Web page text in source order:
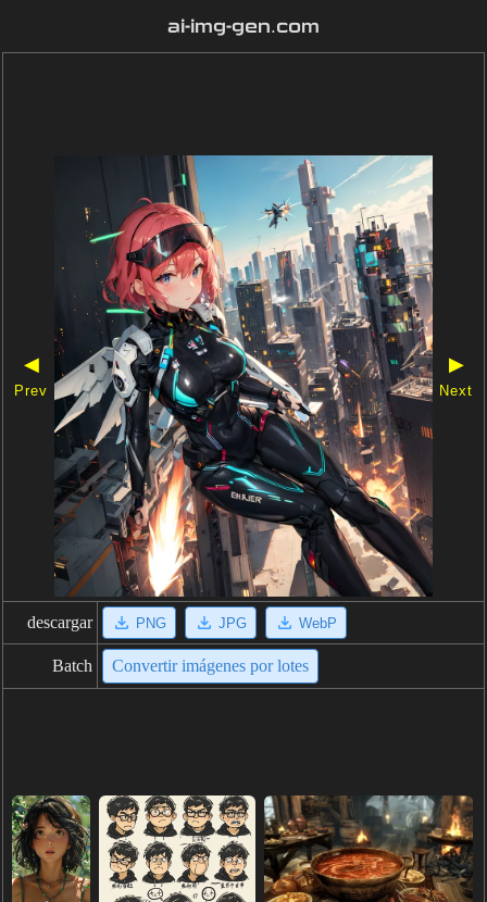
ai-img-gen.com
◀
Prev
▶
Next
descargar PNG JPG WebP
Batch Convertir imágenes por lotes